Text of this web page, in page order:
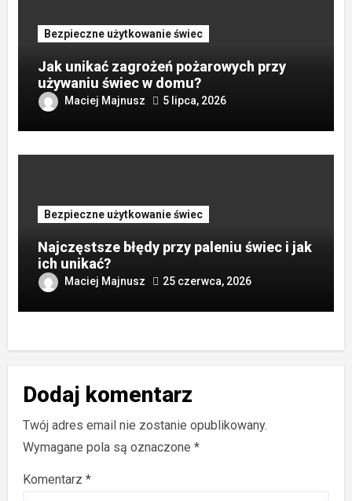
Bezpieczne użytkowanie świec
Jak unikać zagrożeń pożarowych przy
używaniu świec w domu?
Maciej Majnusz 5 lipca, 2026
Bezpieczne użytkowanie świec
Najczęstsze błędy przy paleniu świec i jak
ich unikać?
Maciej Majnusz 25 czerwca, 2026
Dodaj komentarz
Twój adres email nie zostanie opublikowany.
Wymagane pola są oznaczone*
Komentarz*